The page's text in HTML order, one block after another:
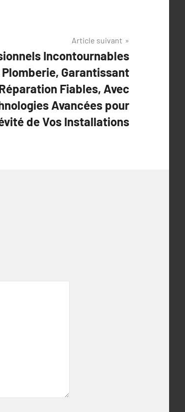
Article suivant
Incontournables
Garantissant
Fiables, Avec
Avancées pour
de Vos Installations